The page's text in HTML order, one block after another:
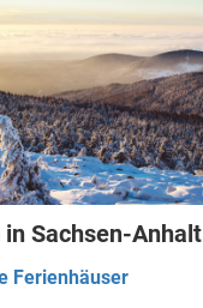
Sachsen-Anhalt
Ferienhäuser